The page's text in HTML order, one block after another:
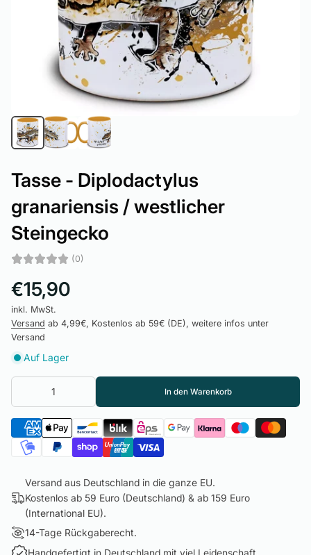
Tasse - Diplodactylus
granariensis / westlicher
Steingecko
(0)
€15,90
inkl. MwSt.
Versand ab 4,99€, Kostenlos ab 59€ (DE), weitere infos unter
Versand
Auf Lager
In den Warenkorb
Versand aus Deutschland in die ganze EU.
Kostenlos ab 59 Euro (Deutschland) & ab 159 Euro
(International EU).
14-Tage Rückgaberecht.